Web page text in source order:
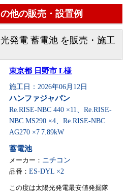
他の販売・設置例
発電 蓄電池 を販売・施工
東京都 日野市 L様
施工日：2026年06月12日
ハンファジャパン
Re.RISE-NBC 440 ×11、Re.RISE-
NBC MS290 ×4、Re.RISE-NBC
AG270 ×7 7.89kW
蓄電池
メーカー： ニチコン
品番： ES-DYL ×2
この度は太陽光発電最安値発掘隊